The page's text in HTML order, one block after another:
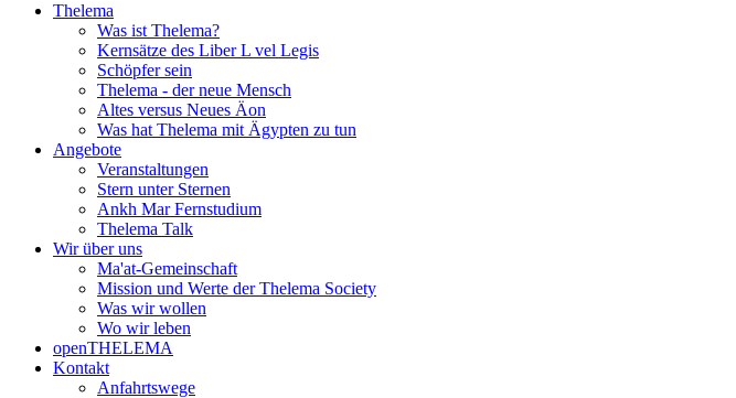
Thelema
Was ist Thelema?
Kernsätze des Liber L vel Legis
Schöpfer sein
Thelema - der neue Mensch
Altes versus Neues Äon
Was hat Thelema mit Ägypten zu tun
Angebote
Veranstaltungen
Stern unter Sternen
Ankh Mar Fernstudium
Thelema Talk
Wir über uns
Ma'at-Gemeinschaft
Mission und Werte der Thelema Society
Was wir wollen
Wo wir leben
openTHELEMA
Kontakt
Anfahrtswege